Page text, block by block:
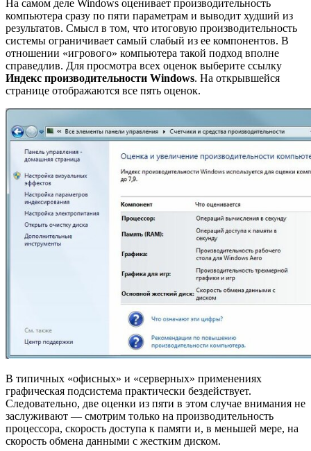
На самом деле Windows оценивает производительность
компьютера сразу по пяти параметрам и выводит худший из
результатов. Смысл в том, что итоговую производительность
системы ограничивает самый слабый из ее компонентов. В
отношении «игрового» компьютера такой подход вполне
справедлив. Для просмотра всех оценок выберите ссылку
Индекс производительности Windows. На открывшейся
странице отображаются все пять оценок.
В типичных «офисных» и «серверных» применениях
графическая подсистема практически бездействует.
Следовательно, две оценки из пяти в этом случае внимания не
заслуживают — смотрим только на производительность
процессора, скорость доступа к памяти и, в меньшей мере, на
скорость обмена данными с жестким диском.